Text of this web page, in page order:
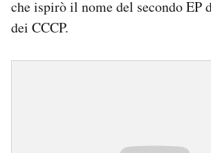
che ispirò il nome del secondo EP
dei CCCP.